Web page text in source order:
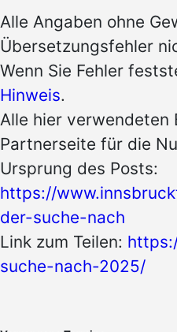
Alle Angaben ohne
Übersetzungsfehler
Wenn Sie Fehler
Hinweis.
Alle hier verwendeten
Partnerseite für die
Ursprung des Posts:
https://
der-suche-nach
Link zum Teilen:
suche-nach-2025/